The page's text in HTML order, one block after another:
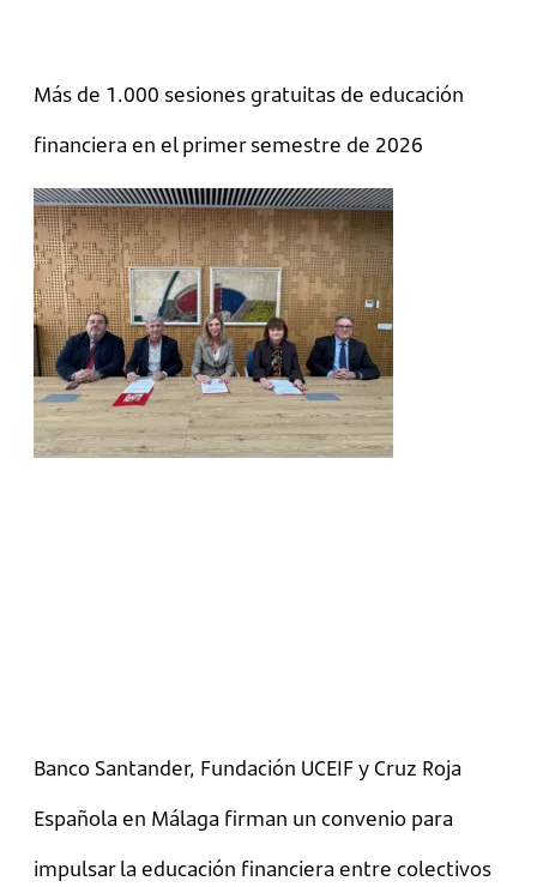
Más de 1.000 sesiones gratuitas de educación
financiera en el primer semestre de 2026
Banco Santander, Fundación UCEIF y Cruz Roja
Española en Málaga firman un convenio para
impulsar la educación financiera entre colectivos